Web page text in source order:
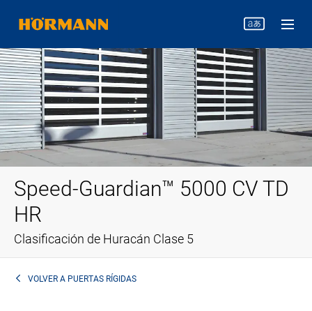
Speed-Guardian™ 5000 CV TD
HR
Clasificación de Huracán Clase 5
VOLVER A PUERTAS RÍGIDAS